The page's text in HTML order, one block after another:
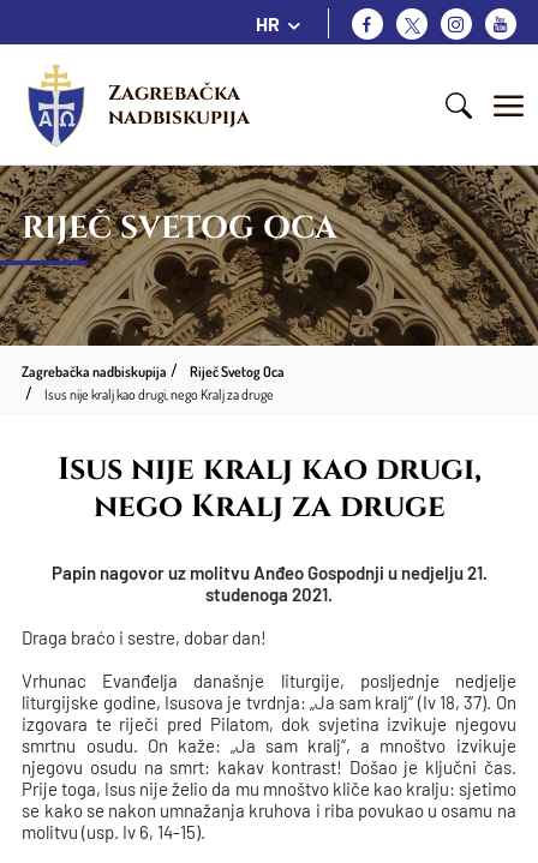
HR
Zagrebačka
nadbiskupija
RIJEČ SVETOG OCA
Zagrebačka nadbiskupija
Riječ Svetog Oca
Isus nije kralj kao drugi, nego Kralj za druge
Isus nije kralj kao drugi,
nego Kralj za druge
Papin nagovor uz molitvu Anđeo Gospodnji u nedjelju 21.
studenoga 2021.
Draga braćo i sestre, dobar dan!
Vrhunac Evanđelja današnje liturgije, posljednje nedjelje
liturgijske godine, Isusova je tvrdnja: „Ja sam kralj“ (Iv 18, 37). On
izgovara te riječi pred Pilatom, dok svjetina izvikuje njegovu
smrtnu osudu. On kaže: „Ja sam kralj“, a mnoštvo izvikuje
njegovu osudu na smrt: kakav kontrast! Došao je ključni čas.
Prije toga, Isus nije želio da mu mnoštvo kliče kao kralju: sjetimo
se kako se nakon umnažanja kruhova i riba povukao u osamu na
molitvu (usp. Iv 6, 14-15).